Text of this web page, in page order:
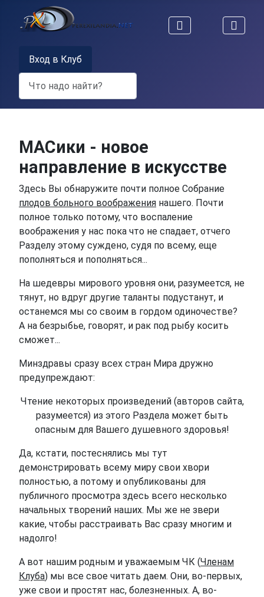
Вход в Клуб
МАСики - новое
направление в искусстве
Здесь Вы обнаружите почти полное Собрание
плодов больного воображения нашего. Почти
полное только потому, что воспаление
воображения у нас пока что не спадает, отчего
Разделу этому суждено, судя по всему, еще
пополняться и пополняться...
На шедевры мирового уровня они, разумеется, не
тянут, но вдруг другие таланты подустанут, и
останемся мы со своим в гордом одиночестве?
А на безрыбье, говорят, и рак под рыбу косить
сможет...
Минздравы сразу всех стран Мира дружно
предупреждают:
Чтение некоторых произведений (авторов сайта,
разумеется) из этого Раздела может быть
опасным для Вашего душевного здоровья!
Да, кстати, постеснялись мы тут
демонстрировать всему миру свои хвори
полностью, а потому и опубликованы для
публичного просмотра здесь всего несколько
начальных творений наших. Мы же не звери
какие, чтобы расстраивать Вас сразу многим и
надолго!
А вот нашим родным и уважаемым ЧК (Членам
Клуба) мы все свое читать даем. Они, во-первых,
уже свои и простят нас, болезненных. А, во-